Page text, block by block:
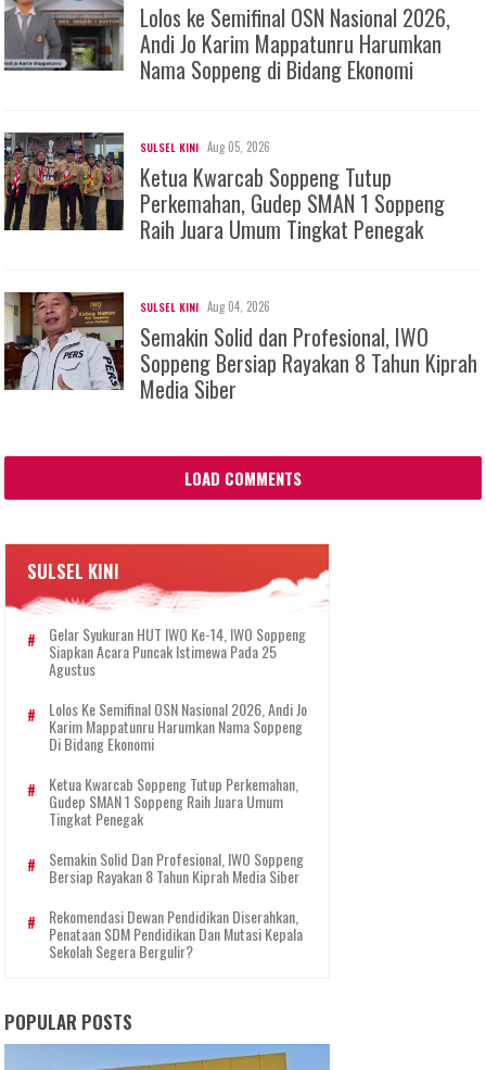
Lolos ke Semifinal OSN Nasional 2026,
Andi Jo Karim Mappatunru Harumkan
Nama Soppeng di Bidang Ekonomi
SULSEL KINI Aug 05, 2026
Ketua Kwarcab Soppeng Tutup
Perkemahan, Gudep SMAN 1 Soppeng
Raih Juara Umum Tingkat Penegak
SULSEL KINI Aug 04, 2026
Semakin Solid dan Profesional, IWO
Soppeng Bersiap Rayakan 8 Tahun Kiprah
Media Siber
LOAD COMMENTS
SULSEL KINI
Gelar Syukuran HUT IWO Ke-14, IWO Soppeng
Siapkan Acara Puncak Istimewa Pada 25
Agustus
Lolos Ke Semifinal OSN Nasional 2026, Andi Jo
Karim Mappatunru Harumkan Nama Soppeng
Di Bidang Ekonomi
Ketua Kwarcab Soppeng Tutup Perkemahan,
Gudep SMAN 1 Soppeng Raih Juara Umum
Tingkat Penegak
Semakin Solid Dan Profesional, IWO Soppeng
Bersiap Rayakan 8 Tahun Kiprah Media Siber
Rekomendasi Dewan Pendidikan Diserahkan,
Penataan SDM Pendidikan Dan Mutasi Kepala
Sekolah Segera Bergulir?
POPULAR POSTS